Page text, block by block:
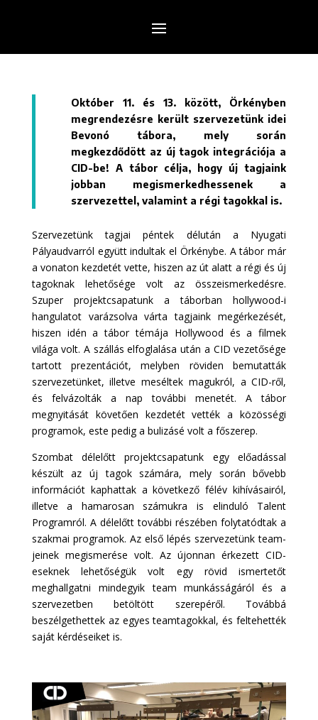
Október 11. és 13. között, Örkényben
megrendezésre került szervezetünk idei
Bevonó tábora, mely során
megkezdődött az új tagok integrációja a
CID-be! A tábor célja, hogy új tagjaink
jobban megismerkedhessenek a
szervezettel, valamint a régi tagokkal is.
Szervezetünk tagjai péntek délután a Nyugati
Pályaudvarról együtt indultak el Örkénybe. A tábor már
a vonaton kezdetét vette, hiszen az út alatt a régi és új
tagoknak lehetősége volt az összeismerkedésre.
Szuper projektcsapatunk a táborban hollywood-i
hangulatot varázsolva várta tagjaink megérkezését,
hiszen idén a tábor témája Hollywood és a filmek
világa volt. A szállás elfoglalása után a CID vezetősége
tartott prezentációt, melyben röviden bemutatták
szervezetünket, illetve meséltek magukról, a CID-ről,
és felvázolták a nap további menetét. A tábor
megnyitását követően kezdetét vették a közösségi
programok, este pedig a bulizásé volt a főszerep.
Szombat délelőtt projektcsapatunk egy előadással
készült az új tagok számára, mely során bővebb
információt kaphattak a következő félév kihívásairól,
illetve a hamarosan számukra is elinduló Talent
Programról. A délelőtt további részében folytatódtak a
szakmai programok. Az első lépés szervezetünk team-
jeinek megismerése volt. Az újonnan érkezett CID-
eseknek lehetőségük volt egy rövid ismertetőt
meghallgatni mindegyik team munkásságáról és a
szervezetben betöltött szerepéről. Továbbá
beszélgethettek az egyes teamtagokkal, és feltehették
saját kérdéseiket is.